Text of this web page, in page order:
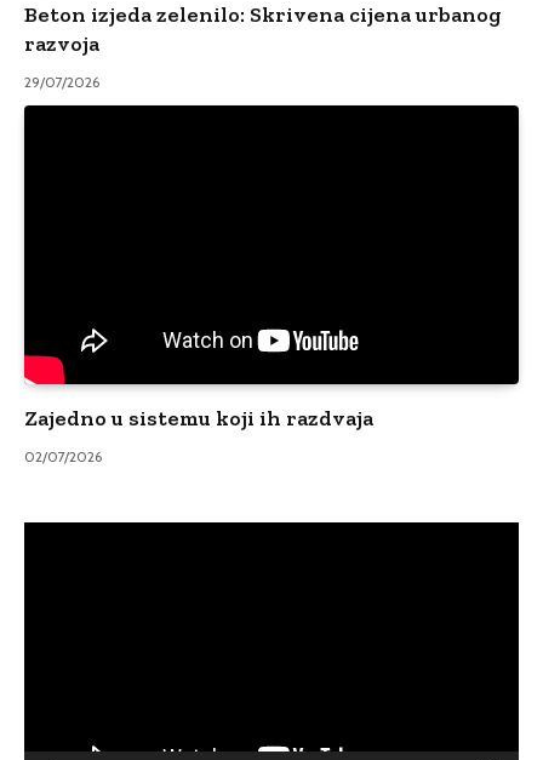
Beton izjeda zelenilo: Skrivena cijena urbanog
razvoja
29/07/2026
Zajedno u sistemu koji ih razdvaja
02/07/2026